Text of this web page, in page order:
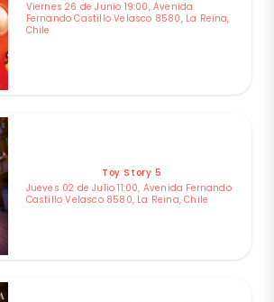
Viernes 26 de Junio 19:00, Avenida
Fernando Castillo Velasco 8580, La Reina,
Chile
Toy Story 5
Jueves 02 de Julio 11:00, Avenida Fernando
Castillo Velasco 8580, La Reina, Chile